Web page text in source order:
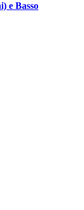
e Basso